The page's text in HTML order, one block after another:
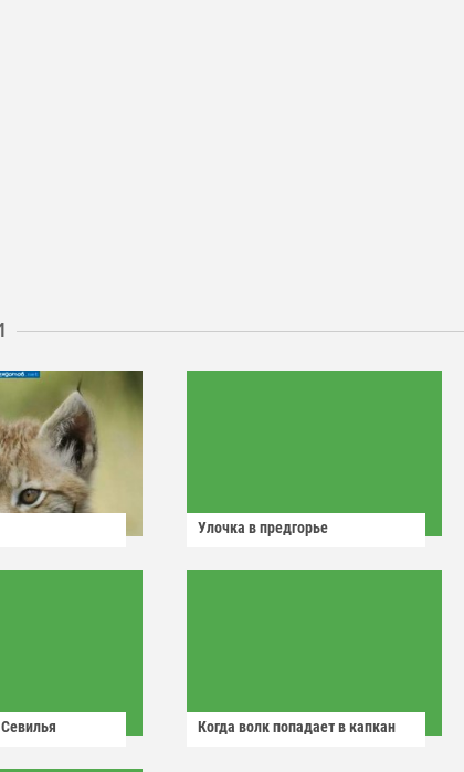
Улочка в предгорье
Когда волк попадает в капкан